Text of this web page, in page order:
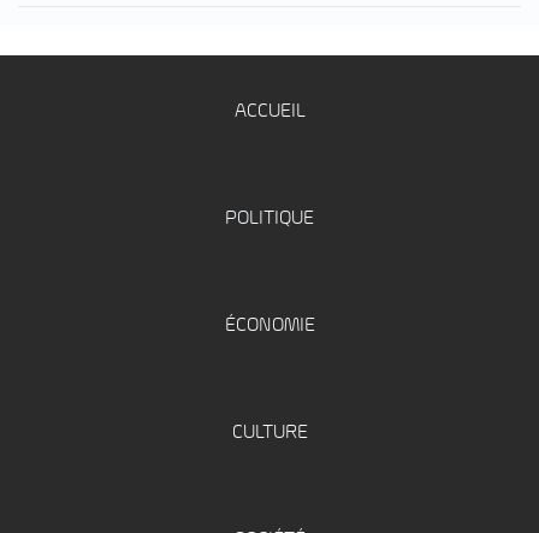
ACCUEIL
POLITIQUE
ÉCONOMIE
CULTURE